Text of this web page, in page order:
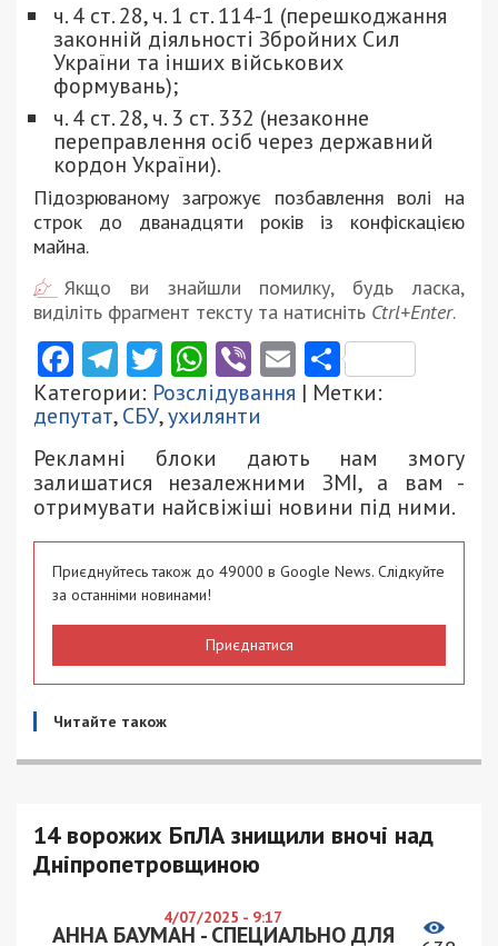
ч. 4 ст. 28, ч. 1 ст. 114-1 (перешкоджання
законній діяльності Збройних Сил
України та інших військових
формувань);
ч. 4 ст. 28, ч. 3 ст. 332 (незаконне
переправлення осіб через державний
кордон України).
Підозрюваному загрожує позбавлення волі на
строк до дванадцяти років із конфіскацією
майна.
Якщо ви знайшли помилку, будь ласка,
виділіть фрагмент тексту та натисніть Ctrl+Enter.
Facebook
Telegram
Twitter
WhatsApp
ViberEmail
Категории: Розслідування | Метки:
депутат,СБУ,ухилянти
Рекламні блоки дають нам змогу
залишатися незалежними ЗМІ, а вам -
отримувати найсвіжіші новини під ними.
Приєднуйтесь також до 49000 в Google News. Слідкуйте
за останніми новинами!
Приєднатися
Читайте також
14 ворожих БпЛА знищили вночі над
Дніпропетровщиною
4/07/2025 - 9:17
АННА БАУМАН - СПЕЦИАЛЬНО ДЛЯ